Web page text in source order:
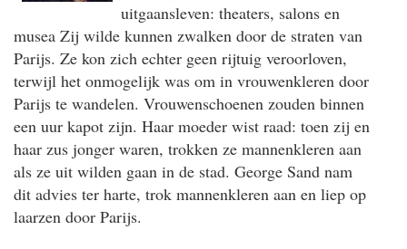
uitgaansleven: theaters, salons en
musea Zij wilde kunnen zwalken door de straten van
Parijs. Ze kon zich echter geen rijtuig veroorloven,
terwijl het onmogelijk was om in vrouwenkleren door
Parijs te wandelen. Vrouwenschoenen zouden binnen
een uur kapot zijn. Haar moeder wist raad: toen zij en
haar zus jonger waren, trokken ze mannenkleren aan
als ze uit wilden gaan in de stad. George Sand nam
dit advies ter harte, trok mannenkleren aan en liep op
laarzen door Parijs.